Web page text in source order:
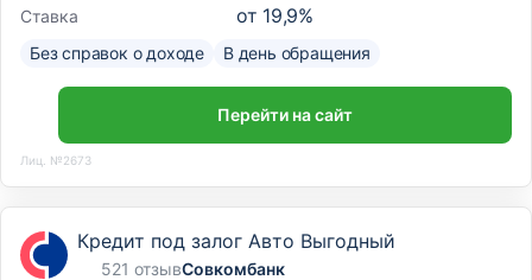
Ставка от 19,9%
Без справок о доходе В день обращения
Перейти на сайт
Лиц. №2673
Кредит под залог Авто Выгодный
521 отзывСовкомбанк